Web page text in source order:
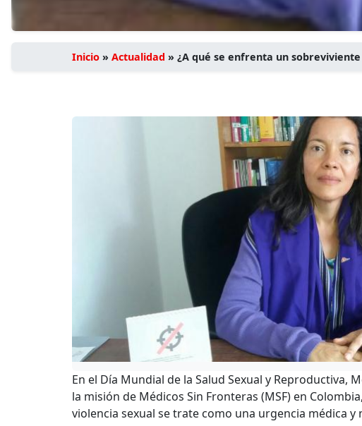
Inicio » Actualidad » ¿A qué se enfrenta un sobreviviente
En el Día Mundial de la Salud Sexual y Reproductiva,
la misión de Médicos Sin Fronteras (MSF) en
violencia sexual se trate como una urgencia médica